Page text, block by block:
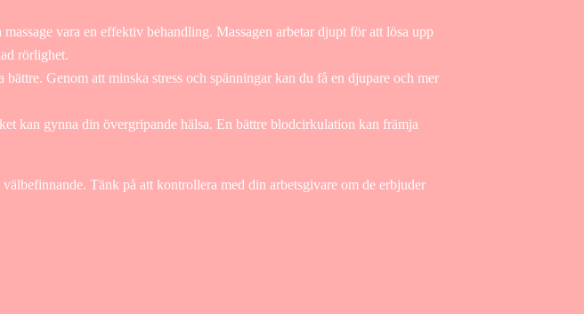
vara en effektiv behandling. Massagen arbetar djupt för att lösa upp
rörlighet.
Genom att minska stress och spänningar kan du få en djupare och mer
kan gynna din övergripande hälsa. En bättre blodcirkulation kan främja
Tänk på att kontrollera med din arbetsgivare om de erbjuder